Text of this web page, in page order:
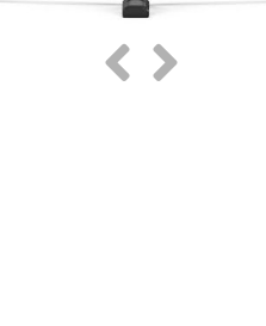
PrethodnaSlijedeća